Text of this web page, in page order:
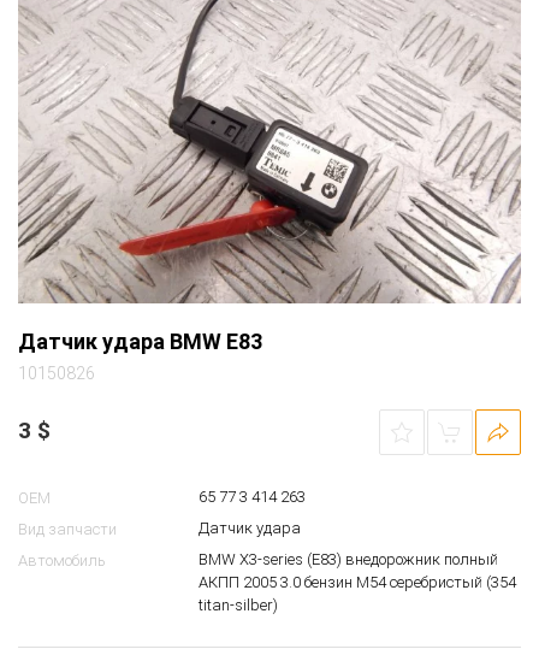
Датчик удара BMW E83
10150826
3 $
OEM
65 77 3 414 263
Вид запчасти
Датчик удара
Автомобиль
BMW X3-series (E83) внедорожник полный
АКПП 2005 3.0 бензин M54 серебристый (354
titan-silber)